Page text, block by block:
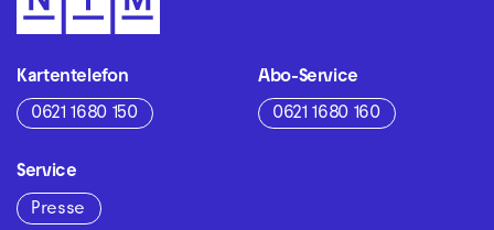
Kartentelefon
0621 1680 150
Abo-Service
0621 1680 160
Service
Presse